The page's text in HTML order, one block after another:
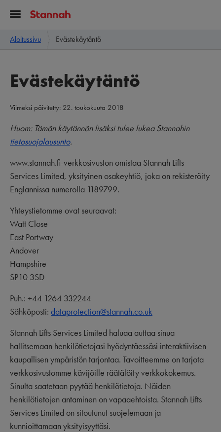
Aloitussivu Evästekäytäntö
Evästekäytäntö
Viimeksi päivitetty: 22. toukokuuta 2018
Huom: Tämän käytännön lisäksi tulee lukea Stannahin
tietosuojalausunto.
www.stannah.fi-verkkosivuston omistaa Stannah Lifts
Services Limited, yksityinen osakeyhtiö, joka on rekisteröity
Englannissa numerolla 1189799.
Yhteystietomme ovat seuraavat:
Watt Close
East Portway
Andover
Hampshire
SP10 3SD
Puh.: +44 1264 332244
Sähköposti: dataprotection@stannah.co.uk
Stannah Lifts Services Limited haluaa auttaa sinua
hallitsemaan henkilötietojasi hyödyntäessäsi interaktiivisen
kaupallisen ympäristön tarjontaa. Tavoitteemme on tarjota
verkkosivustomme kävijöille räätälöity verkkokokemus.
Sinulta saatetaan pyytää henkilötietoja. Näiden
henkilötietojen antaminen on vapaaehtoista. Stannah Lifts
Services Limited on sitoutunut suojelemaan ja
kunnioittamaan yksityisyyttäsi.